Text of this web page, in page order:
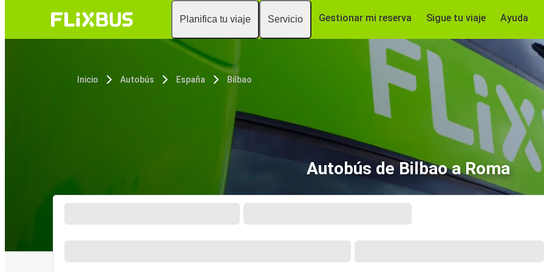
Planifica tu viaje Servicio Gestionar mi reserva Sigue tu viaje Ayuda
Inicio Autobús España Bilbao
Autobús de Bilbao a Roma